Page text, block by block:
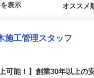
表示
施工管理スタッフ
可能！】創業30年以上の